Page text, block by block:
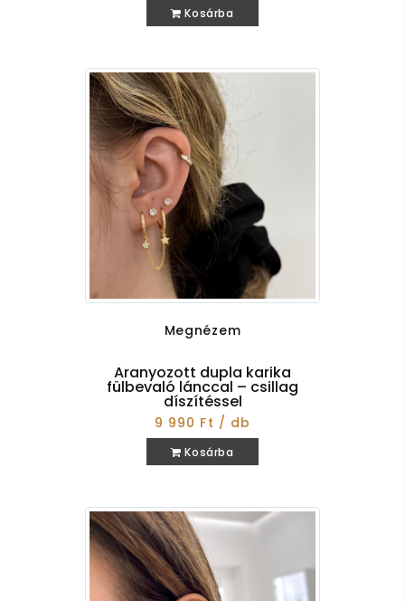
Kosárba
Megnézem
Aranyozott dupla karika
fülbevaló lánccal – csillag
díszítéssel
9 990 Ft / db
Kosárba